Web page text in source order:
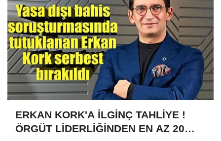
ERKAN KORK'A İLGİNÇ TAHLİYE !
ÖRGÜT LİDERLİĞİNDEN EN AZ 20